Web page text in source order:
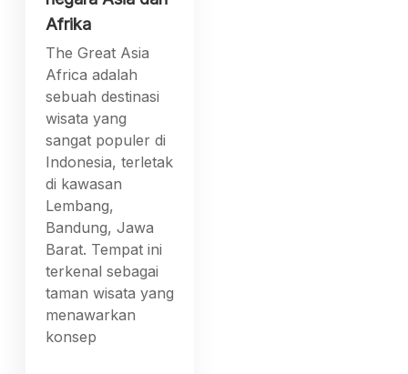
Afrika
The Great Asia
Africa adalah
sebuah destinasi
wisata yang
sangat populer di
Indonesia, terletak
di kawasan
Lembang,
Bandung, Jawa
Barat. Tempat ini
terkenal sebagai
taman wisata yang
menawarkan
konsep